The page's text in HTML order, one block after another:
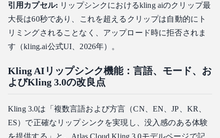
引用カプセル: リップシンクにおけるkling aiのクリップ最
大長は60秒であり、これを超えるクリップは自動的にト
リミングされることなく、アップロード時に拒否されま
す（kling.ai公式UI、2026年）。
Kling AIリップシンク機能：言語、モード、お
よびKling 3.0の改良点
Kling 3.0は「複数言語および方言（CN、EN、JP、KR、
ES）で正確なリップシンクを実現し、没入感のある体験
を提供する」と、 Atlas Cloud Kling 3.0モデルページで記